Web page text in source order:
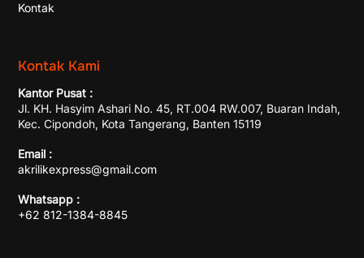
Kontak
Kontak Kami
Kantor Pusat :
Jl. KH. Hasyim Ashari No. 45, RT.004 RW.007, Buaran Indah,
Kec. Cipondoh, Kota Tangerang, Banten 15119
Email :
akrilikexpress@gmail.com
Whatsapp :
+62 812-1384-8845